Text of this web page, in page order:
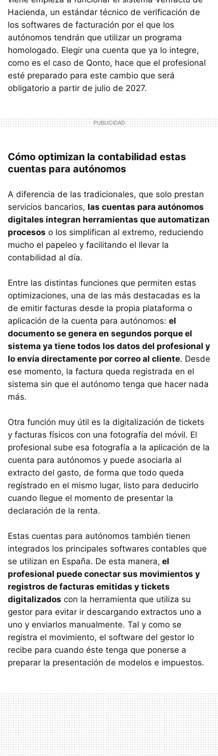
Hacienda, un estándar técnico de verificación de
los softwares de facturación por el que los
autónomos tendrán que utilizar un programa
homologado. Elegir una cuenta que ya lo integre,
como es el caso de Qonto, hace que el profesional
esté preparado para este cambio que será
obligatorio a partir de julio de 2027.
Cómo optimizan la contabilidad estas
cuentas para autónomos
A diferencia de las tradicionales, que solo prestan
servicios bancarios, las cuentas para autónomos
digitales integran herramientas que automatizan
procesos o los simplifican al extremo, reduciendo
mucho el papeleo y facilitando el llevar la
contabilidad al día.
Entre las distintas funciones que permiten estas
optimizaciones, una de las más destacadas es la
de emitir facturas desde la propia plataforma o
aplicación de la cuenta para autónomos: el
documento se genera en segundos porque el
sistema ya tiene todos los datos del profesional y
lo envía directamente por correo al cliente. Desde
ese momento, la factura queda registrada en el
sistema sin que el autónomo tenga que hacer nada
más.
Otra función muy útil es la digitalización de tickets
y facturas físicos con una fotografía del móvil. El
profesional sube esa fotografía a la aplicación de la
cuenta para autónomos y puede asociarla al
extracto del gasto, de forma que todo queda
registrado en el mismo lugar, listo para deducirlo
cuando llegue el momento de presentar la
declaración de la renta.
Estas cuentas para autónomos también tienen
integrados los principales softwares contables que
se utilizan en España. De esta manera, el
profesional puede conectar sus movimientos y
registros de facturas emitidas y tickets
digitalizados con la herramienta que utiliza su
gestor para evitar ir descargando extractos uno a
uno y enviarlos manualmente. Tal y como se
registra el movimiento, el software del gestor lo
recibe para cuando éste tenga que ponerse a
preparar la presentación de modelos e impuestos.